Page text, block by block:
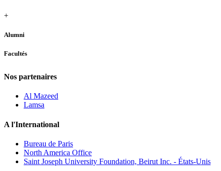
+
Alumni
Facultés
Nos partenaires
Al Mazeed
Lamsa
A l'International
Bureau de Paris
North America Office
Saint Joseph University Foundation, Beirut Inc. - États-Unis